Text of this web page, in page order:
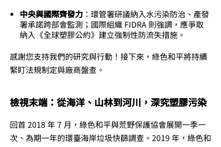
中央與國際齊發力 ：環管署研議納入水污染防治、產發
署承諾跨部會監測；國際組織 FIDRA 則強調，應爭取
納入《全球塑膠公約》建立強制性防流失措施。
感謝您支持我們的研究與行動！接下來，綠色和平將持續
緊盯法規制定與廠商盤查。
檢視末端： 從海洋、山林到河川，深究塑膠污染
回首 2018 年 7 月，綠色和平與荒野保護協會展開一季一
次、為期一年的環臺海岸垃圾快篩調查。2019 年，綠色和